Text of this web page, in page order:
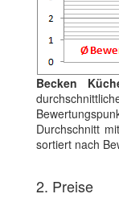
Becken
Durchschnitt
sortiert nach
2. Preise